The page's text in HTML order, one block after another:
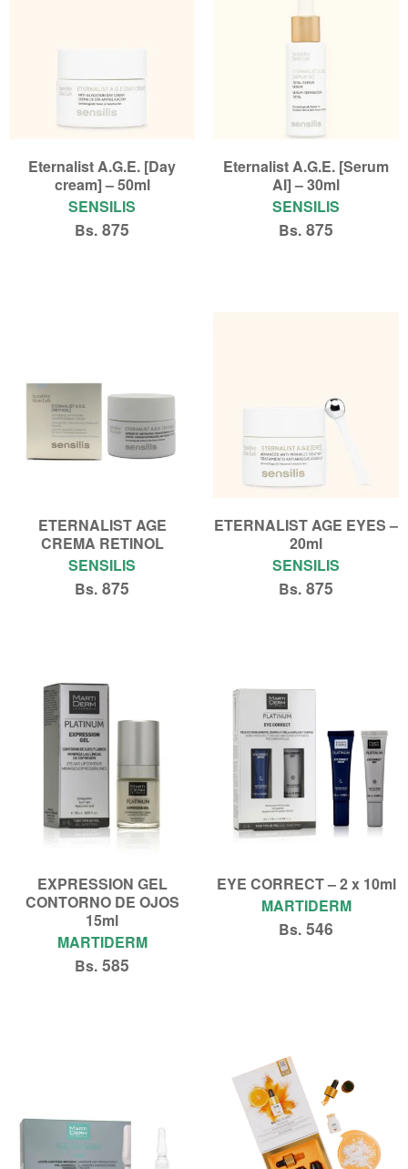
Eternalist A.G.E. [Day
cream] – 50ml
SENSILIS
Bs. 875
Eternalist A.G.E. [Serum
AI] – 30ml
SENSILIS
Bs. 875
ETERNALIST AGE
CREMA RETINOL
SENSILIS
Bs. 875
ETERNALIST AGE EYES –
20ml
SENSILIS
Bs. 875
EXPRESSION GEL
CONTORNO DE OJOS
15ml
MARTIDERM
Bs. 585
EYE CORRECT – 2 x 10ml
MARTIDERM
Bs. 546